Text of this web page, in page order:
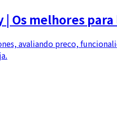
Os melhores
avaliando preco,